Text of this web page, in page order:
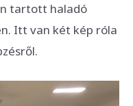
tartott haladó
Itt van két kép róla